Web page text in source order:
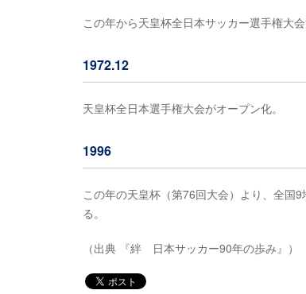
この年から天皇杯全日本サッカー選手権大
1972.12
天皇杯全日本選手権大会がオープン化。
1996
この年の天皇杯（第76回大会）より、全国
る。
（出典 『絆 日本サッカー90年の歩み』）